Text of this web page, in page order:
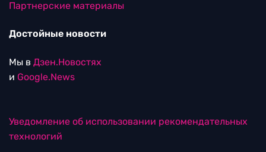
Партнерские материалы
Достойные новости
Мы в Дзен.Новостях
и Google.News
Уведомление об использовании рекомендательных
технологий